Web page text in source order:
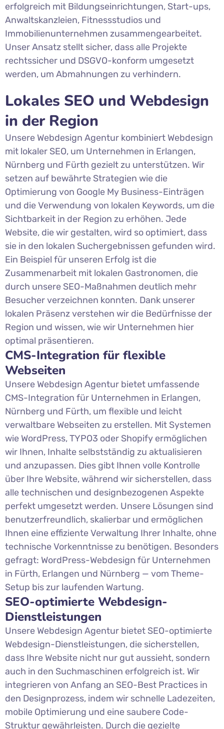
erfolgreich mit Bildungseinrichtungen, Start-ups,
Anwaltskanzleien, Fitnessstudios und
Immobilienunternehmen zusammengearbeitet.
Unser Ansatz stellt sicher, dass alle Projekte
rechtssicher und DSGVO-konform umgesetzt
werden, um Abmahnungen zu verhindern.
Lokales SEO und Webdesign
in der Region
Unsere Webdesign Agentur kombiniert Webdesign
mit lokaler SEO, um Unternehmen in Erlangen,
Nürnberg und Fürth gezielt zu unterstützen. Wir
setzen auf bewährte Strategien wie die
Optimierung von Google My Business-Einträgen
und die Verwendung von lokalen Keywords, um die
Sichtbarkeit in der Region zu erhöhen. Jede
Website, die wir gestalten, wird so optimiert, dass
sie in den lokalen Suchergebnissen gefunden wird.
Ein Beispiel für unseren Erfolg ist die
Zusammenarbeit mit lokalen Gastronomen, die
durch unsere SEO-Maßnahmen deutlich mehr
Besucher verzeichnen konnten. Dank unserer
lokalen Präsenz verstehen wir die Bedürfnisse der
Region und wissen, wie wir Unternehmen hier
optimal präsentieren.
CMS-Integration für flexible
Webseiten
Unsere Webdesign Agentur bietet umfassende
CMS-Integration für Unternehmen in Erlangen,
Nürnberg und Fürth, um flexible und leicht
verwaltbare Webseiten zu erstellen. Mit Systemen
wie WordPress, TYPO3 oder Shopify ermöglichen
wir Ihnen, Inhalte selbstständig zu aktualisieren
und anzupassen. Dies gibt Ihnen volle Kontrolle
über Ihre Website, während wir sicherstellen, dass
alle technischen und designbezogenen Aspekte
perfekt umgesetzt werden. Unsere Lösungen sind
benutzerfreundlich, skalierbar und ermöglichen
Ihnen eine effiziente Verwaltung Ihrer Inhalte, ohne
technische Vorkenntnisse zu benötigen. Besonders
gefragt: WordPress-Webdesign für Unternehmen
in Fürth, Erlangen und Nürnberg — vom Theme-
Setup bis zur laufenden Wartung.
SEO-optimierte Webdesign-
Dienstleistungen
Unsere Webdesign Agentur bietet SEO-optimierte
Webdesign-Dienstleistungen, die sicherstellen,
dass Ihre Website nicht nur gut aussieht, sondern
auch in den Suchmaschinen erfolgreich ist. Wir
integrieren von Anfang an SEO-Best Practices in
den Designprozess, indem wir schnelle Ladezeiten,
mobile Optimierung und eine saubere Code-
Struktur gewährleisten. Durch die gezielte